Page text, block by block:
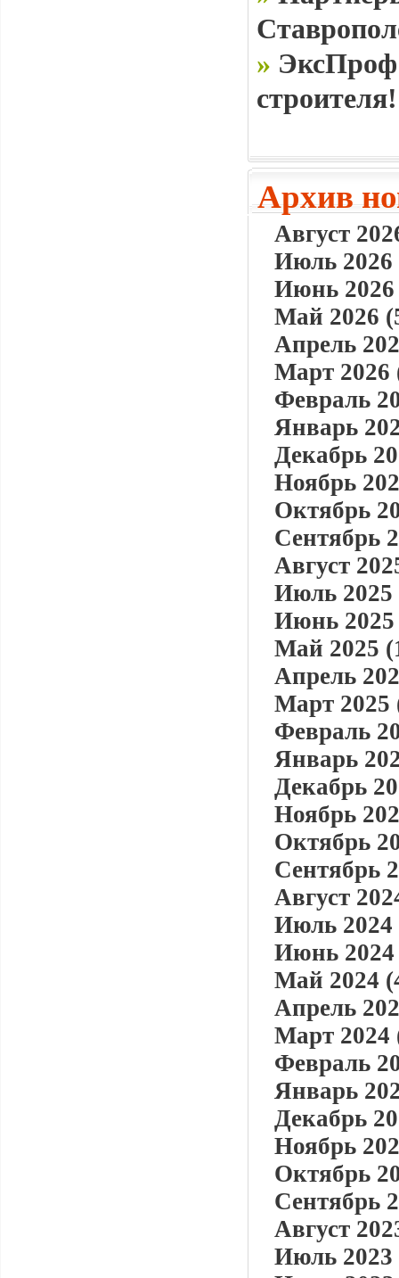
» ЭксПроф
строителя!
Архив
Август
Июль 2026
Июнь 2026
Май 2026
Апрель
Март 2026
Февраль
Январь
Декабрь
Ноябрь
Октябрь
Сентябрь
Август
Июль 2025
Июнь 2025
Май 2025
Апрель
Март 2025
Февраль
Январь
Декабрь
Ноябрь
Октябрь
Сентябрь
Август
Июль 2024
Июнь 2024
Май 2024
Апрель
Март 2024
Февраль
Январь
Декабрь
Ноябрь
Октябрь
Сентябрь
Август
Июль 2023